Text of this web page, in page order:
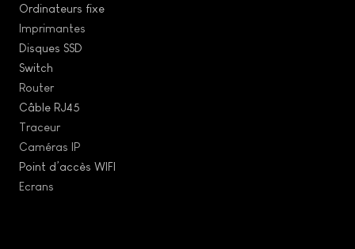
Ordinateurs fixe
Imprimantes
Disques SSD
Switch
Router
Câble RJ45
Traceur
Caméras IP
Point d’accès WIFI
Ecrans